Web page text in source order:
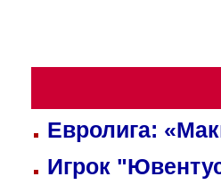
Евролига:
Игрок